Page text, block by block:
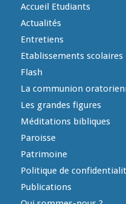
Accueil Etudiants
Actualités
Entretiens
Etablissements scolaires
Flash
La communion
Les grandes figures
Méditations bibliques
Paroisse
Patrimoine
Politique de
Publications